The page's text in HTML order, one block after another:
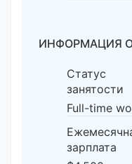
ИНФОРМАЦИЯ
Статус
занятости
Full-time
зарплата